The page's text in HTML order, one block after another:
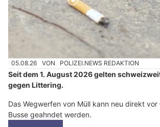
05.08.26 VON POLIZEI.NEWS REDAKTION
Seit dem 1. August 2026 gelten
gegen Littering.
Das Wegwerfen von Müll kann neu direkt vor
Busse geahndet werden.